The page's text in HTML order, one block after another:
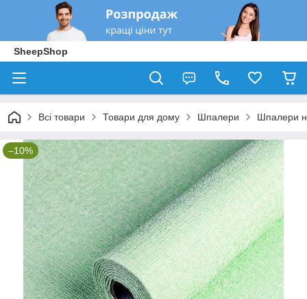
SheepShop
Всі товари Товари для дому Шпалери Шпалери
–10%